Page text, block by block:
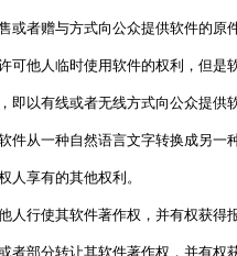
或者赠与方式向公众提供软件的原
可他人临时使用软件的权利，但
即以有线或者无线方式向公众提
件从一种自然语言文字转换成另一
人享有的其他权利。
人行使其软件著作权，并有权获得
者部分转让其软件著作权，并有权